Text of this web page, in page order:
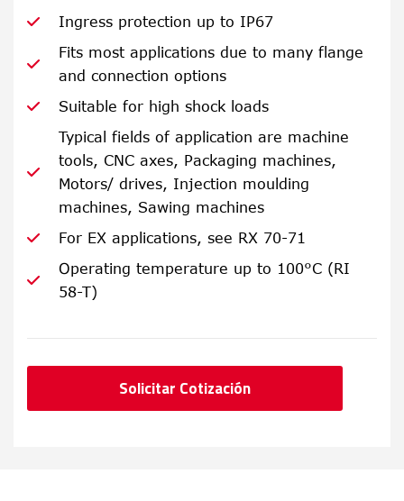
Ingress protection up to IP67
Fits most applications due to many flange
and connection options
Suitable for high shock loads
Typical fields of application are machine
tools, CNC axes, Packaging machines,
Motors/ drives, Injection moulding
machines, Sawing machines
For EX applications, see RX 70-71
Operating temperature up to 100°C (RI
58-T)
Solicitar Cotización